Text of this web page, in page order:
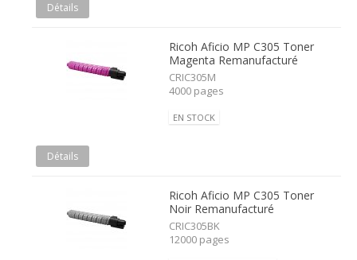
Détails
Ricoh Aficio MP C305 Toner
Magenta Remanufacturé
CRIC305M
4000 pages
EN STOCK
Détails
Ricoh Aficio MP C305 Toner
Noir Remanufacturé
CRIC305BK
12000 pages